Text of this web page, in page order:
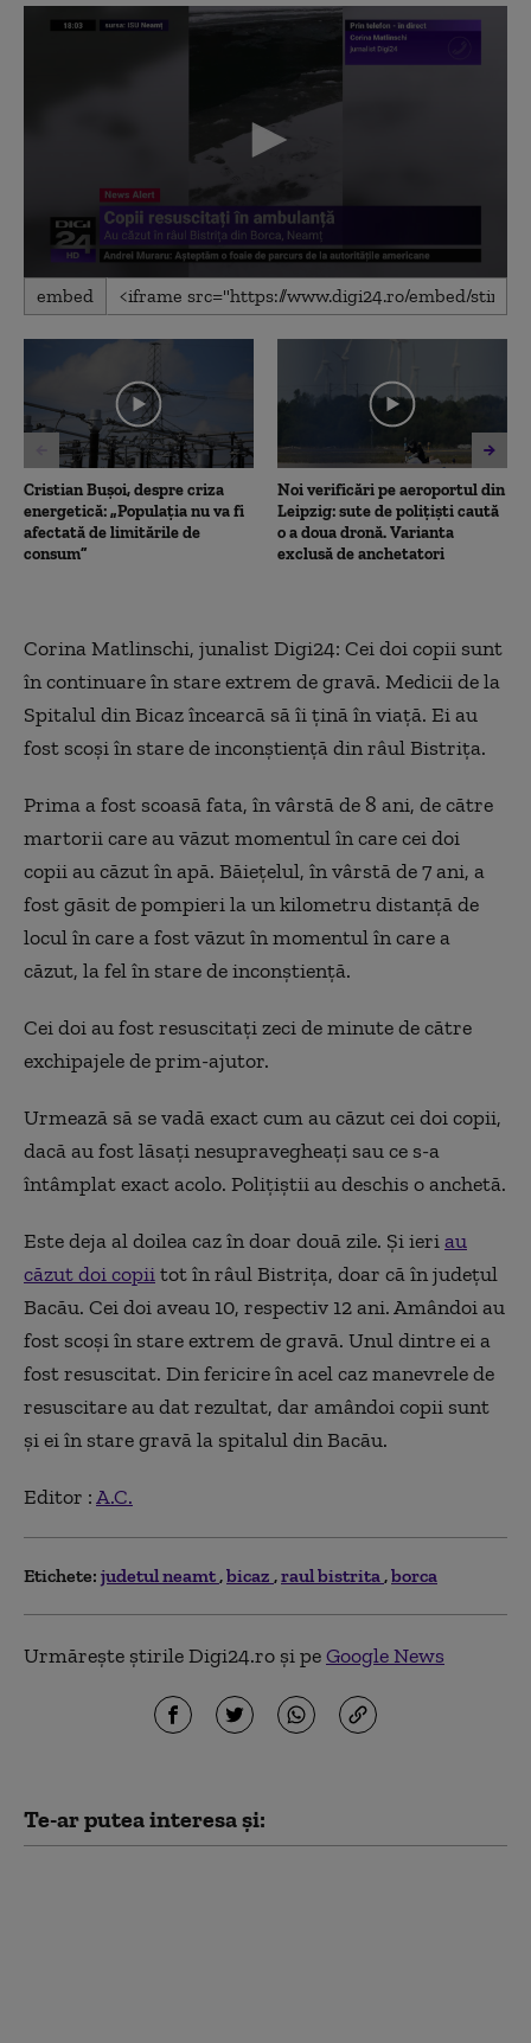
0
seconds
1
seconds
embed
Cristian Bușoi, despre criza
energetică: „Populația nu va fi
afectată de limitările de
consum”
Noi verificări pe aeroportul din
Leipzig: sute de polițiști caută
o a doua dronă. Varianta
exclusă de anchetatori
Corina Matlinschi, junalist Digi24: Cei doi copii sunt
în continuare în stare extrem de gravă. Medicii de la
Spitalul din Bicaz încearcă să îi țină în viață. Ei au
fost scoși în stare de inconștiență din râul Bistrița.
Prima a fost scoasă fata, în vârstă de 8 ani, de către
martorii care au văzut momentul în care cei doi
copii au căzut în apă. Băiețelul, în vârstă de 7 ani, a
fost găsit de pompieri la un kilometru distanță de
locul în care a fost văzut în momentul în care a
căzut, la fel în stare de inconștiență.
Cei doi au fost resuscitați zeci de minute de către
exchipajele de prim-ajutor.
Urmează să se vadă exact cum au căzut cei doi copii,
dacă au fost lăsați nesupravegheați sau ce s-a
întâmplat exact acolo. Polițiștii au deschis o anchetă.
Este deja al doilea caz în doar două zile. Și ieriau
căzut doi copiitot în râul Bistrița, doar că în județul
Bacău. Cei doi aveau 10, respectiv 12 ani. Amândoi au
fost scoși în stare extrem de gravă. Unul dintre ei a
fost resuscitat. Din fericire în acel caz manevrele de
resuscitare au dat rezultat, dar amândoi copii sunt
și ei în stare gravă la spitalul din Bacău.
Editor :A.C.
Etichete: judetul neamt bicaz raul bistrita borca
Urmărește știrile Digi24.ro și peGoogle News
Te-ar putea interesa și: